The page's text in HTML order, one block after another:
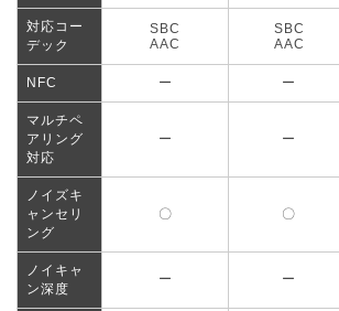
対応コー
デック
SBC
AAC
SBC
AAC
NFC ー ー
マルチペ
アリング
対応
ー ー
ノイズキ
ャンセリ
ング
〇 〇
ノイキャ
ン深度
ー ー